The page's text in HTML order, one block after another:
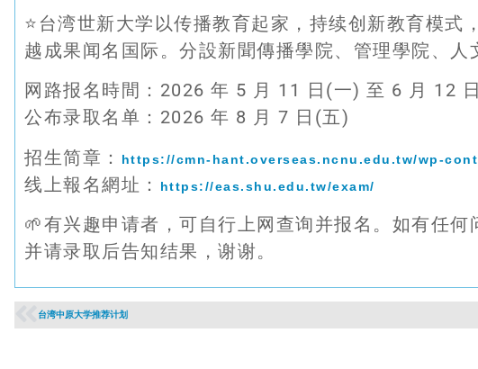
⭐台湾世新大学以传播教育起家，持续创新教育模
越成果闻名国际。分設新聞傳播學院、管理學院、人
网路报名時間：2026 年 5 月 11 日(一) 至 6 月 12
公布录取名单：2026 年 8 月 7 日(五)
招生简章：
https://cmn-hant.overseas.ncnu.edu.tw/wp-
线上報名網址： https://eas.shu.edu.tw/exam/
🌱有兴趣申请者，可自行上网查询并报名。如有任
并请录取后告知结果，谢谢。
台湾中原大学推荐计划